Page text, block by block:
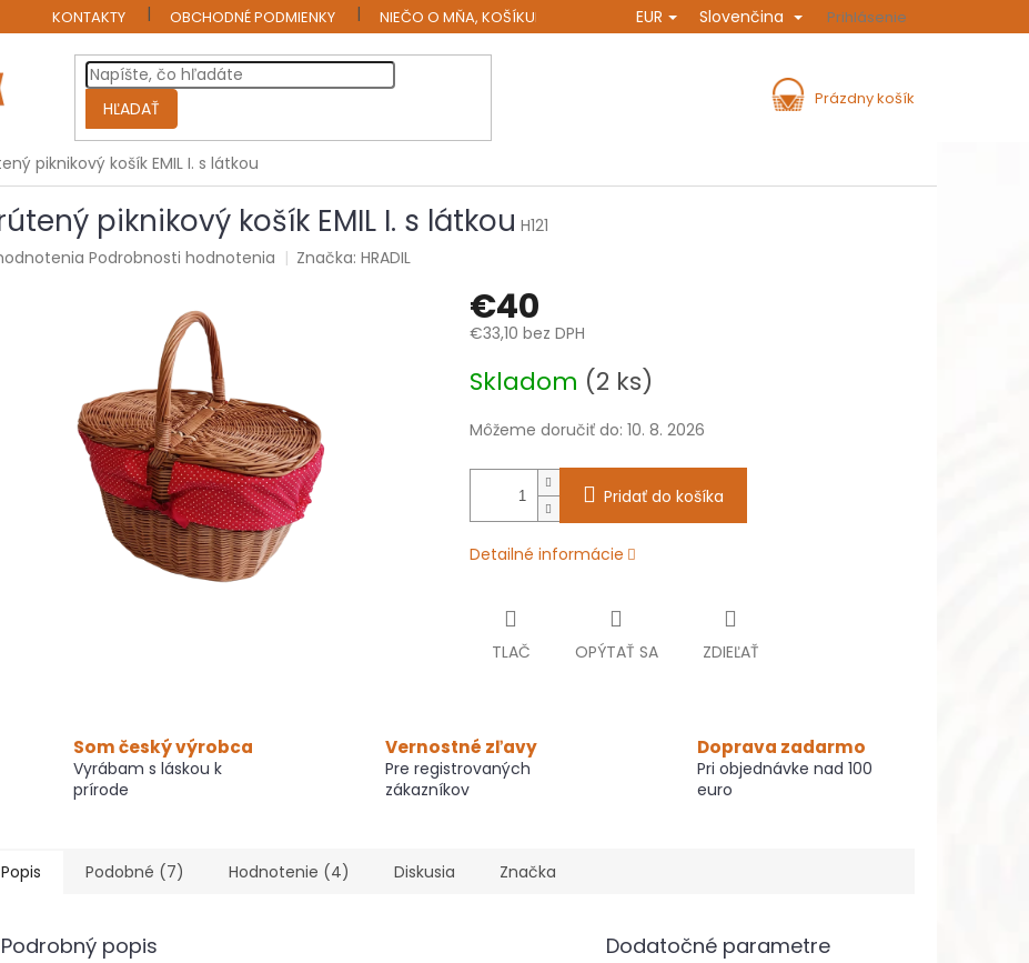
KONTAKTY OBCHODNÉ PODMIENKY NIEČO O MŇA, KOŠÍKURINA ROZPRÁVANIE A INŠPIRÁCIA DOPRAVA A PLATBA
EUR Slovenčina Prihlásenie
HĽADAŤ
NÁKUPNÝ
Prázdny košík
piknikový košík EMIL I. s látkou
piknikový košík EMIL I. s látkou H121
Podrobnosti hodnotenia Značka:HRADIL
€40
€33,10 bez DPH
cena:
Skladom (2 ks)
Môžeme doručiť do: 10. 8. 2026
Pridať do košíka
Detailné informácie
TLAČ OPÝTAŤ SA ZDIEĽAŤ
Som český výrobca
Vyrábam s láskou k
prírode
Vernostné zľavy
Pre registrovaných
zákazníkov
Doprava zadarmo
Pri objednávke nad 100
euro
Popis Podobné (7) Hodnotenie (4) Diskusia Značka
Podrobný popis Dodatočné parametre